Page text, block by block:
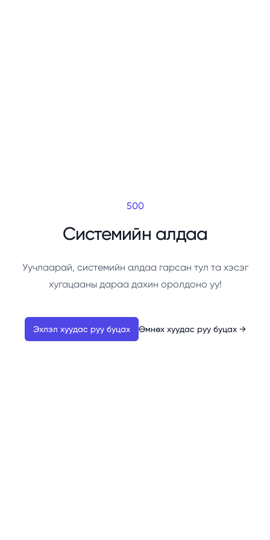
500
Системийн алдаа
Уучлаарай, системийн алдаа гарсан тул та хэсэг
хугацааны дараа дахин оролдоно уу!
Эхлэл хуудас руу буцах Өмнөх хуудас руу буцах →